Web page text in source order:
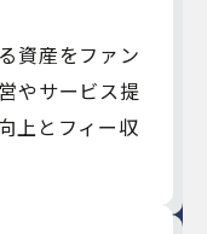
資産をファン
やサービス提
上とフィー収